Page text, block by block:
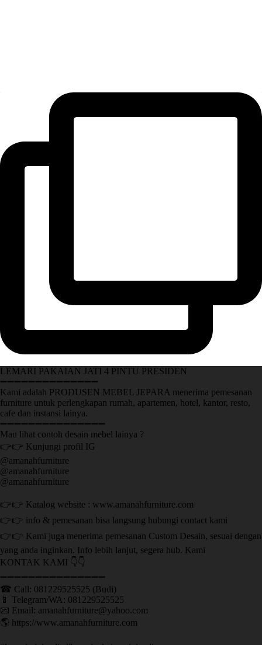
LEMARI PAKAIAN JATI 4 PINTU PRESIDEN
➖➖➖➖➖➖➖➖➖➖➖➖➖➖
Kami adalah PRODUSEN MEBEL JEPARA menerima pemesanan
furniture untuk perlengkapan rumah, apartemen, hotel, kantor, resto,
cafe dan instansi lainya.
➖➖➖➖➖➖➖➖➖➖➖➖➖➖➖
Mau lihat contoh desain mebel lainya ?
👉👉 Kunjungi profil IG
@amanahfurniture
@amanahfurniture
@amanahfurniture
👉👉 Katalog website : www.amanahfurniture.com
👉👉 info & pemesanan bisa langsung hubungi contact kami
👉👉 Kami juga menerima pemesanan Custom Desain, sesuai dengan
yang anda inginkan. Info lebih lanjut, segera hub. Kami
KONTAK KAMI 👇👇
➖➖➖➖➖➖➖➖➖➖➖➖➖➖➖ ㅤ
☎ Call: 081229525525 (Budi)
📱 Telegram/WA: 081229525525
📧 Email: amanahfurniture@yahoo.com
🌎 https://www.amanahfurniture.com